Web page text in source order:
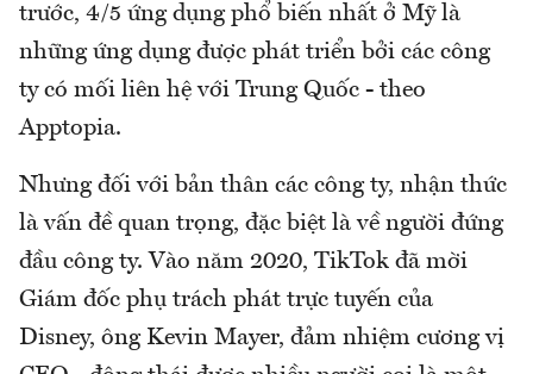
trước, 4/5 ứng dụng phổ biến nhất ở Mỹ là
những ứng dụng được phát triển bởi các công
ty có mối liên hệ với Trung Quốc - theo
Apptopia.
Nhưng đối với bản thân các công ty, nhận thức
là vấn đề quan trọng, đặc biệt là về người đứng
đầu công ty. Vào năm 2020, TikTok đã mời
Giám đốc phụ trách phát trực tuyến của
Disney, ông Kevin Mayer, đảm nhiệm cương vị